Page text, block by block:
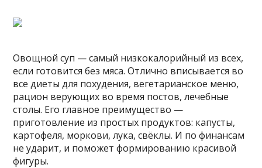
Овощной суп — самый низкокалорийный из всех,
если готовится без мяса. Отлично вписывается во
все диеты для похудения, вегетарианское меню,
рацион верующих во время постов, лечебные
столы. Его главное преимущество —
приготовление из простых продуктов: капусты,
картофеля, моркови, лука, свёклы. И по финансам
не ударит, и поможет формированию красивой
фигуры.